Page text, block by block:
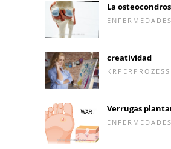
La
ENFERMEDADES
creatividad
Verrugas
ENFERMEDADES